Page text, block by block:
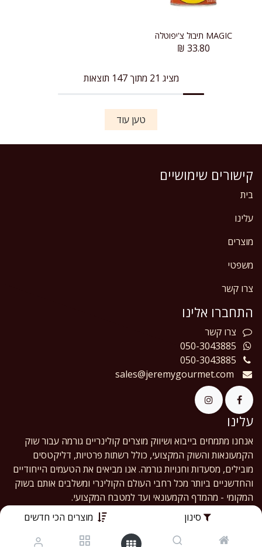
סינון מוצרים הכי חדשים
MAGIC תיבול צ'יפוטלה
33.80
₪
מציג 21 מתוך 147 תוצאות
טען עוד
קישורים שימושיים
בית
עלינו
מוצרים
משפטי
צרו קשר
התחברו אלינו
צרו קשר
050-3043885
050-3043885
sales@jeremygourmet.com
עלינו
אנחנו מתמחים בייבוא ושיווק מוצרים קולינריים גורמה עבור שוק
הקמעונאות והשוק המקצועי, כולל רשתות פרטיות, דליקטסים
מובילים, מסעדות וחנויות גורמה. אנו מביאים את הטעמים הייחודיים
והחדשניים ביותר מכל רחבי העולם הקולינרי ומשלבים אותם בשוק
המקומי - מהמדף הקמעונאי ועד למטבח המקצועי.
English (US)